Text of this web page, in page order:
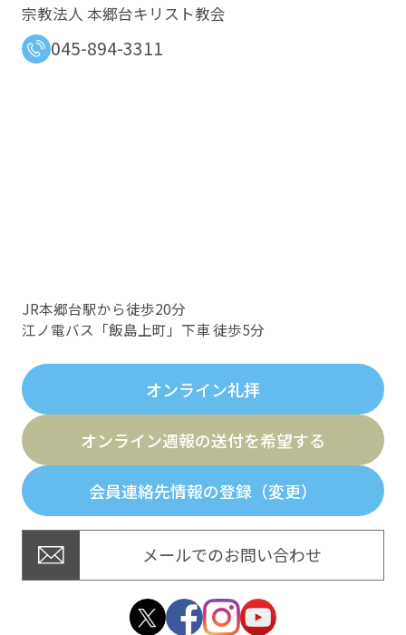
宗教法人 本郷台キリスト教会
045-894-3311
JR本郷台駅から徒歩20分
江ノ電バス「飯島上町」下車 徒歩5分
オンライン礼拝
オンライン週報の送付を希望する
会員連絡先情報の登録（変更）
メールでのお問い合わせ